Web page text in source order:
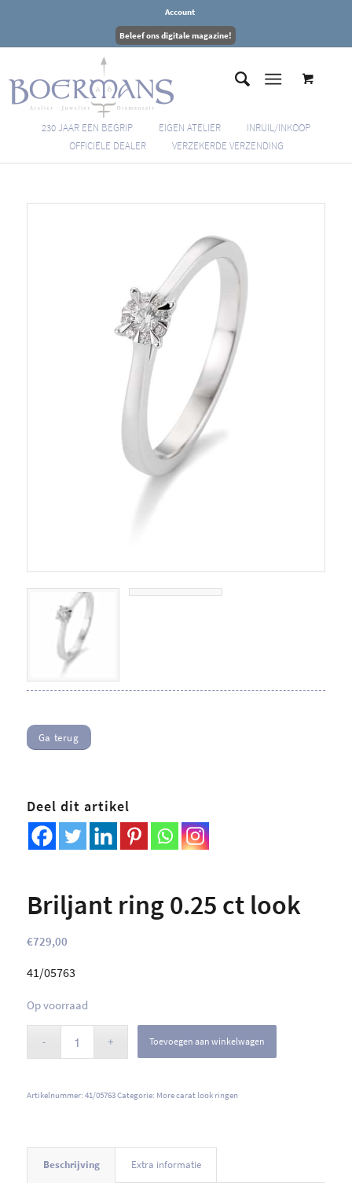
Account
Beleef ons digitale magazine!
230 JAAR EEN BEGRIP EIGEN ATELIER
INRUIL/INKOOP
OFFICIËLE DEALER
VERZEKERDE VERZENDING
Ga terug
Deel dit artikel
Briljant ring 0.25 ct look
€729,00
41/05763
Op voorraad
Toevoegen aan winkelwagen
Artikelnummer: 41/05763Categorie: More carat look ringen
Beschrijving Extra informatie